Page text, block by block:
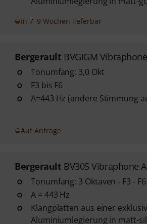
In 7–9 Wochen lieferbar
Bergerault BVGIGM
Tonumfang: 3,0 Okt
F3 bis F6
A=443 Hz (andere Stimmung
Auf Anfrage
Bergerault BV30S Vibraphone
Tonumfang: 3 Oktaven - F3 - F6
A = 443 Hz
Klangplatten aus einer
Aluminiumlegierung in matt-